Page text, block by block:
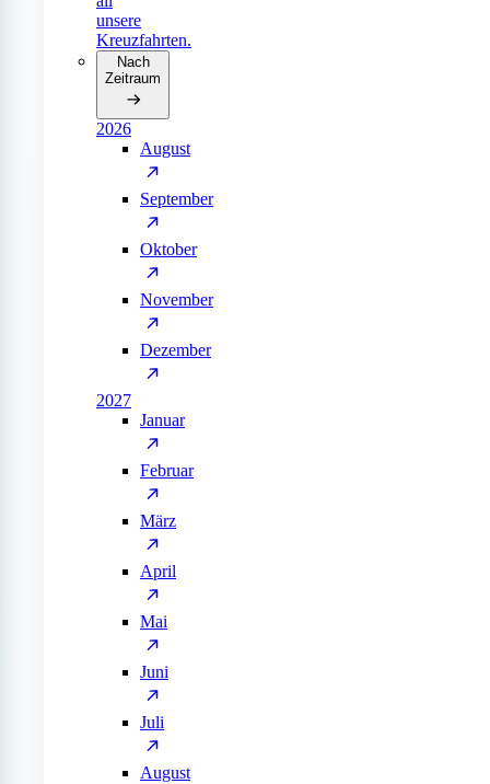
unsere
Kreuzfahrten.
Nach
Zeitraum
2026
August
September
Oktober
November
Dezember
2027
Januar
Februar
März
April
Mai
Juni
Juli
August